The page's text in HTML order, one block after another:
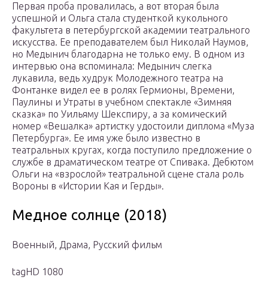
Первая проба провалилась, а вот вторая была
успешной и Ольга стала студенткой кукольного
факультета в петербургской академии театрального
искусства. Ее преподавателем был Николай Наумов,
но Медынич благодарна не только ему. В одном из
интервью она вспоминала: Медынич слегка
лукавила, ведь худрук Молодежного театра на
Фонтанке видел ее в ролях Гермионы, Времени,
Паулины и Утраты в учебном спектакле «Зимняя
сказка» по Уильяму Шекспиру, а за комический
номер «Вешалка» артистку удостоили диплома «Муза
Петербурга». Ее имя уже было известно в
театральных кругах, когда поступило предложение о
службе в драматическом театре от Спивака. Дебютом
Ольги на «взрослой» театральной сцене стала роль
Вороны в «Истории Кая и Герды».
Медное солнце (2018)
Военный, Драма, Русский фильм
tagHD 1080